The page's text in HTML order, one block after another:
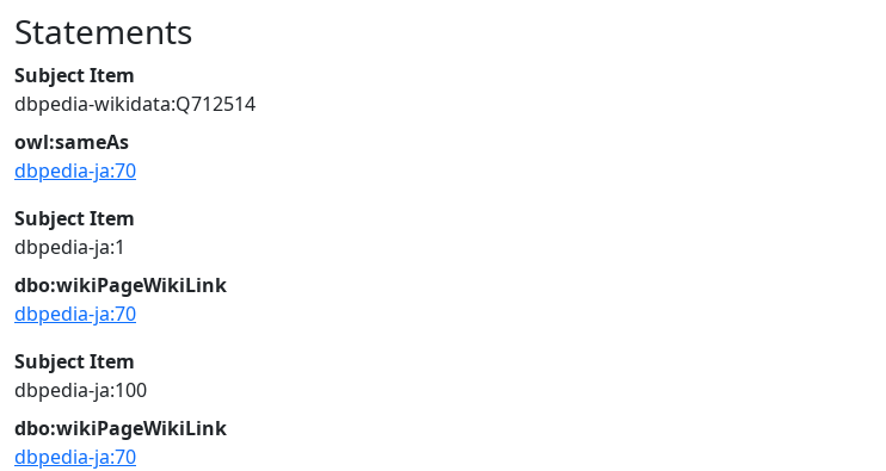
Statements
Subject Item
dbpedia-wikidata:Q712514
owl:sameAs
dbpedia-ja:70
Subject Item
dbpedia-ja:1
dbo:wikiPageWikiLink
dbpedia-ja:70
Subject Item
dbpedia-ja:100
dbo:wikiPageWikiLink
dbpedia-ja:70